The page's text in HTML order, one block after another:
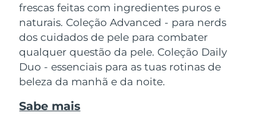
frescas feitas com ingredientes puros e
naturais. Coleção Advanced - para nerds
dos cuidados de pele para combater
qualquer questão da pele. Coleção Daily
Duo - essenciais para as tuas rotinas de
beleza da manhã e da noite.
Sabe mais